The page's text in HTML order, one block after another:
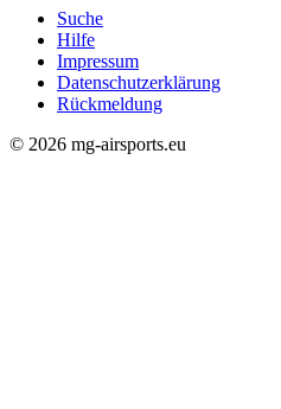
Rechtliches
Suche
Hilfe
Impressum
Datenschutzerklärung
Rückmeldung
© 2026 mg-airsports.eu